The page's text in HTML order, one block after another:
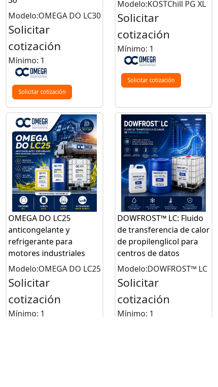
Modelo:OMEGA DO LC30
Solicitar
cotización
Mínimo: 1
Solicitar cotización
Modelo:KOSTChill PG XL
Solicitar
cotización
Mínimo: 1
Solicitar cotización
OMEGA DO LC25
anticongelante y
refrigerante para
motores industriales
Modelo:OMEGA DO LC25
Solicitar
cotización
Mínimo: 1
DOWFROST™ LC: Fluido
de transferencia de calor
de propilenglicol para
centros de datos
Modelo:DOWFROST™ LC
Solicitar
cotización
Mínimo: 1